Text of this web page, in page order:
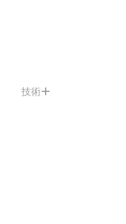
技術